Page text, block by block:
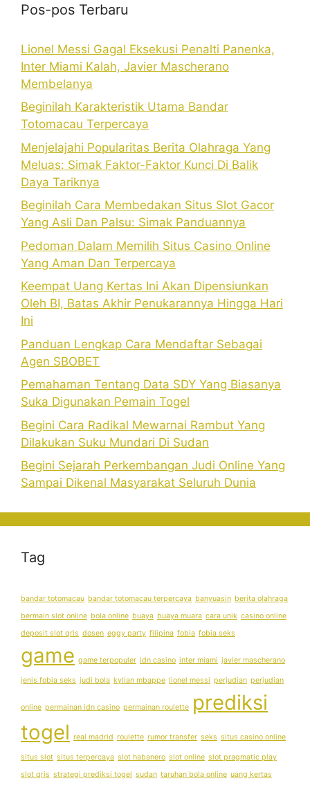
Pos-pos Terbaru
Lionel Messi Gagal Eksekusi Penalti Panenka,
Inter Miami Kalah, Javier Mascherano
Membelanya
Beginilah Karakteristik Utama Bandar
Totomacau Terpercaya
Menjelajahi Popularitas Berita Olahraga Yang
Meluas: Simak Faktor-Faktor Kunci Di Balik
Daya Tariknya
Beginilah Cara Membedakan Situs Slot Gacor
Yang Asli Dan Palsu: Simak Panduannya
Pedoman Dalam Memilih Situs Casino Online
Yang Aman Dan Terpercaya
Keempat Uang Kertas Ini Akan Dipensiunkan
Oleh BI, Batas Akhir Penukarannya Hingga Hari
Ini
Panduan Lengkap Cara Mendaftar Sebagai
Agen SBOBET
Pemahaman Tentang Data SDY Yang Biasanya
Suka Digunakan Pemain Togel
Begini Cara Radikal Mewarnai Rambut Yang
Dilakukan Suku Mundari Di Sudan
Begini Sejarah Perkembangan Judi Online Yang
Sampai Dikenal Masyarakat Seluruh Dunia
Tag
bandar totomacau bandar totomacau terpercaya banyuasin berita olahraga
bermain slot online bola online buaya buaya muara cara unik casino online
deposit slot qris dosen eggy party filipina fobia fobia seks
game game terpopuler idn casino inter miami javier mascherano
jenis fobia seks judi bola kylian mbappe lionel messi perjudian perjudian
online permainan idn casino permainan roulette prediksi
togel real madrid roulette rumor transfer seks situs casino online
situs slot situs terpercaya slot habanero slot online slot pragmatic play
slot qris strategi prediksi togel sudan taruhan bola online uang kertas